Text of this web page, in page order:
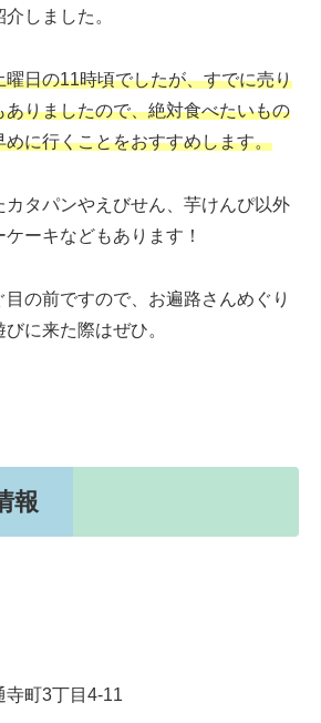
介しました。
曜日の11時頃でしたが、すでに売り
ありましたので、絶対食べたいもの
めに行くことをおすすめします。
カタパンやえびせん、芋けんぴ以外
ーキなどもあります！
の前ですので、お遍路さんめぐり
に来た際はぜひ。
報
寺町3丁目4-11